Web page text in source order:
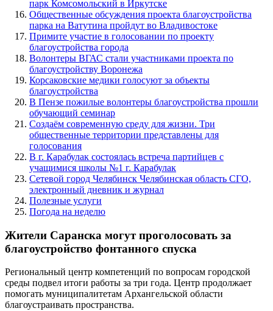
парк Комсомольский в Иркутске
Общественные обсуждения проекта благоустройства
парка на Ватутина пройдут во Владивостоке
Примите участие в голосовании по проекту
благоустройства города
Волонтеры ВГАС стали участниками проекта по
благоустройству Воронежа
Корсаковские медики голосуют за объекты
благоустройства
В Пензе пожилые волонтеры благоустройства прошли
обучающий семинар
Создаём современную среду для жизни. Три
общественные территории представлены для
голосования
В г. Карабулак состоялась встреча партийцев с
учащимися школы №1 г. Карабулак
Сетевой город Челябинск Челябинская область СГО,
электронный дневник и журнал
Полезные услуги
Погода на неделю
Жители Саранска могут проголосовать за
благоустройство фонтанного спуска
Региональный центр компетенций по вопросам городской
среды подвел итоги работы за три года. Центр продолжает
помогать муниципалитетам Архангельской области
благоустраивать пространства.